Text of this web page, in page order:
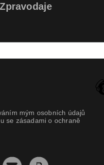
mým osobních údajů
se zásadami o ochraně